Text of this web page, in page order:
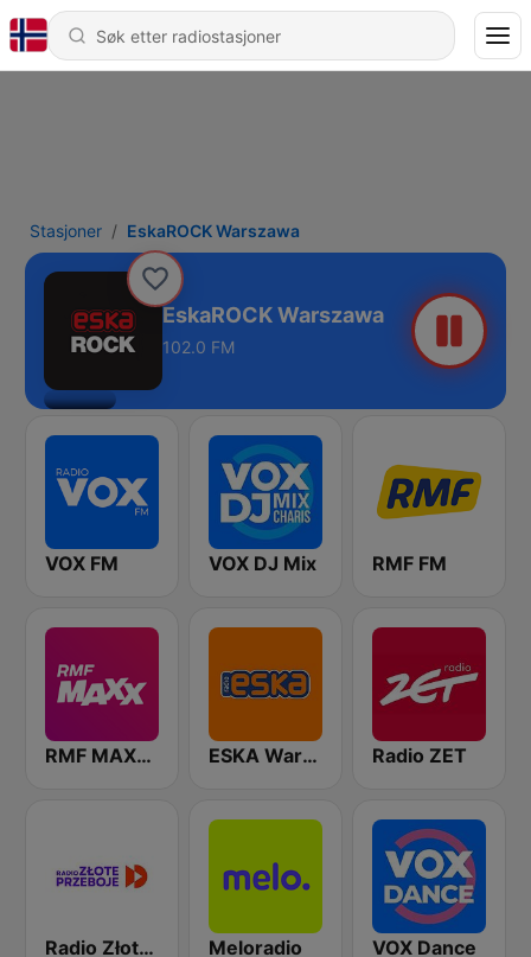
Stasjoner EskaROCK Warszawa
EskaROCK Warszawa
102.0 FM
VOX FM VOX DJ Mix RMF FM
RMF MAXXX ESKA Warszawa Radio ZET
Radio Złote Przeboje Meloradio VOX Dance